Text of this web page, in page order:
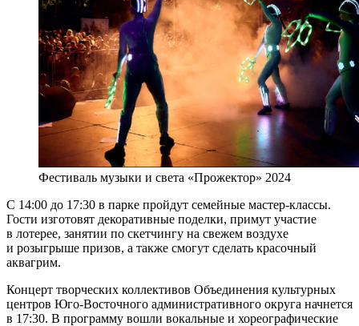
Фестиваль музыки и света «Прожектор» 2024
С 14:00 до 17:30 в парке пройдут семейные мастер-классы.
Гости изготовят декоративные поделки, примут участие
в лотерее, занятии по скетчингу на свежем воздухе
и розыгрыше призов, а также смогут сделать красочный
аквагрим.
Концерт творческих коллективов Объединения культурных
центров Юго-Восточного административного округа начнется
в 17:30. В программу вошли вокальные и хореографические